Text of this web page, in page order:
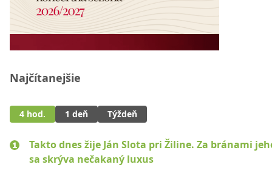
Najčítanejšie
4 hod. 1 deň Týždeň
Takto dnes žije Ján Slota pri Žiline. Za bránami
sa skrýva nečakaný luxus